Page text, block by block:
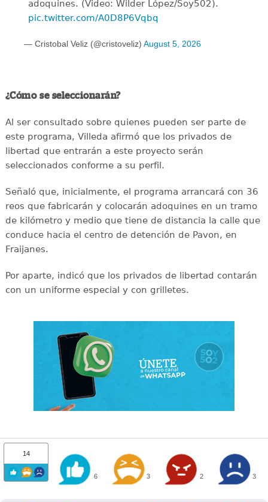
adoquines. (Video: Wilder López/Soy502).
pic.twitter.com/A0D8P6Vqbq
— Cristobal Veliz (@cristoveliz) August 5, 2026
¿Cómo se seleccionarán?
Al ser consultado sobre quienes pueden ser parte de
este programa, Villeda afirmó que los privados de
libertad que entrarán a este proyecto serán
seleccionados conforme a su perfil.
Señaló que, inicialmente, el programa arrancará con 36
reos que fabricarán y colocarán adoquines en un tramo
de kilómetro y medio que tiene de distancia la calle que
conduce hacia el centro de detención de Pavon, en
Fraijanes.
Por aparte, indicó que los privados de libertad contarán
con un uniforme especial y con grilletes.
14
6 3 2 3